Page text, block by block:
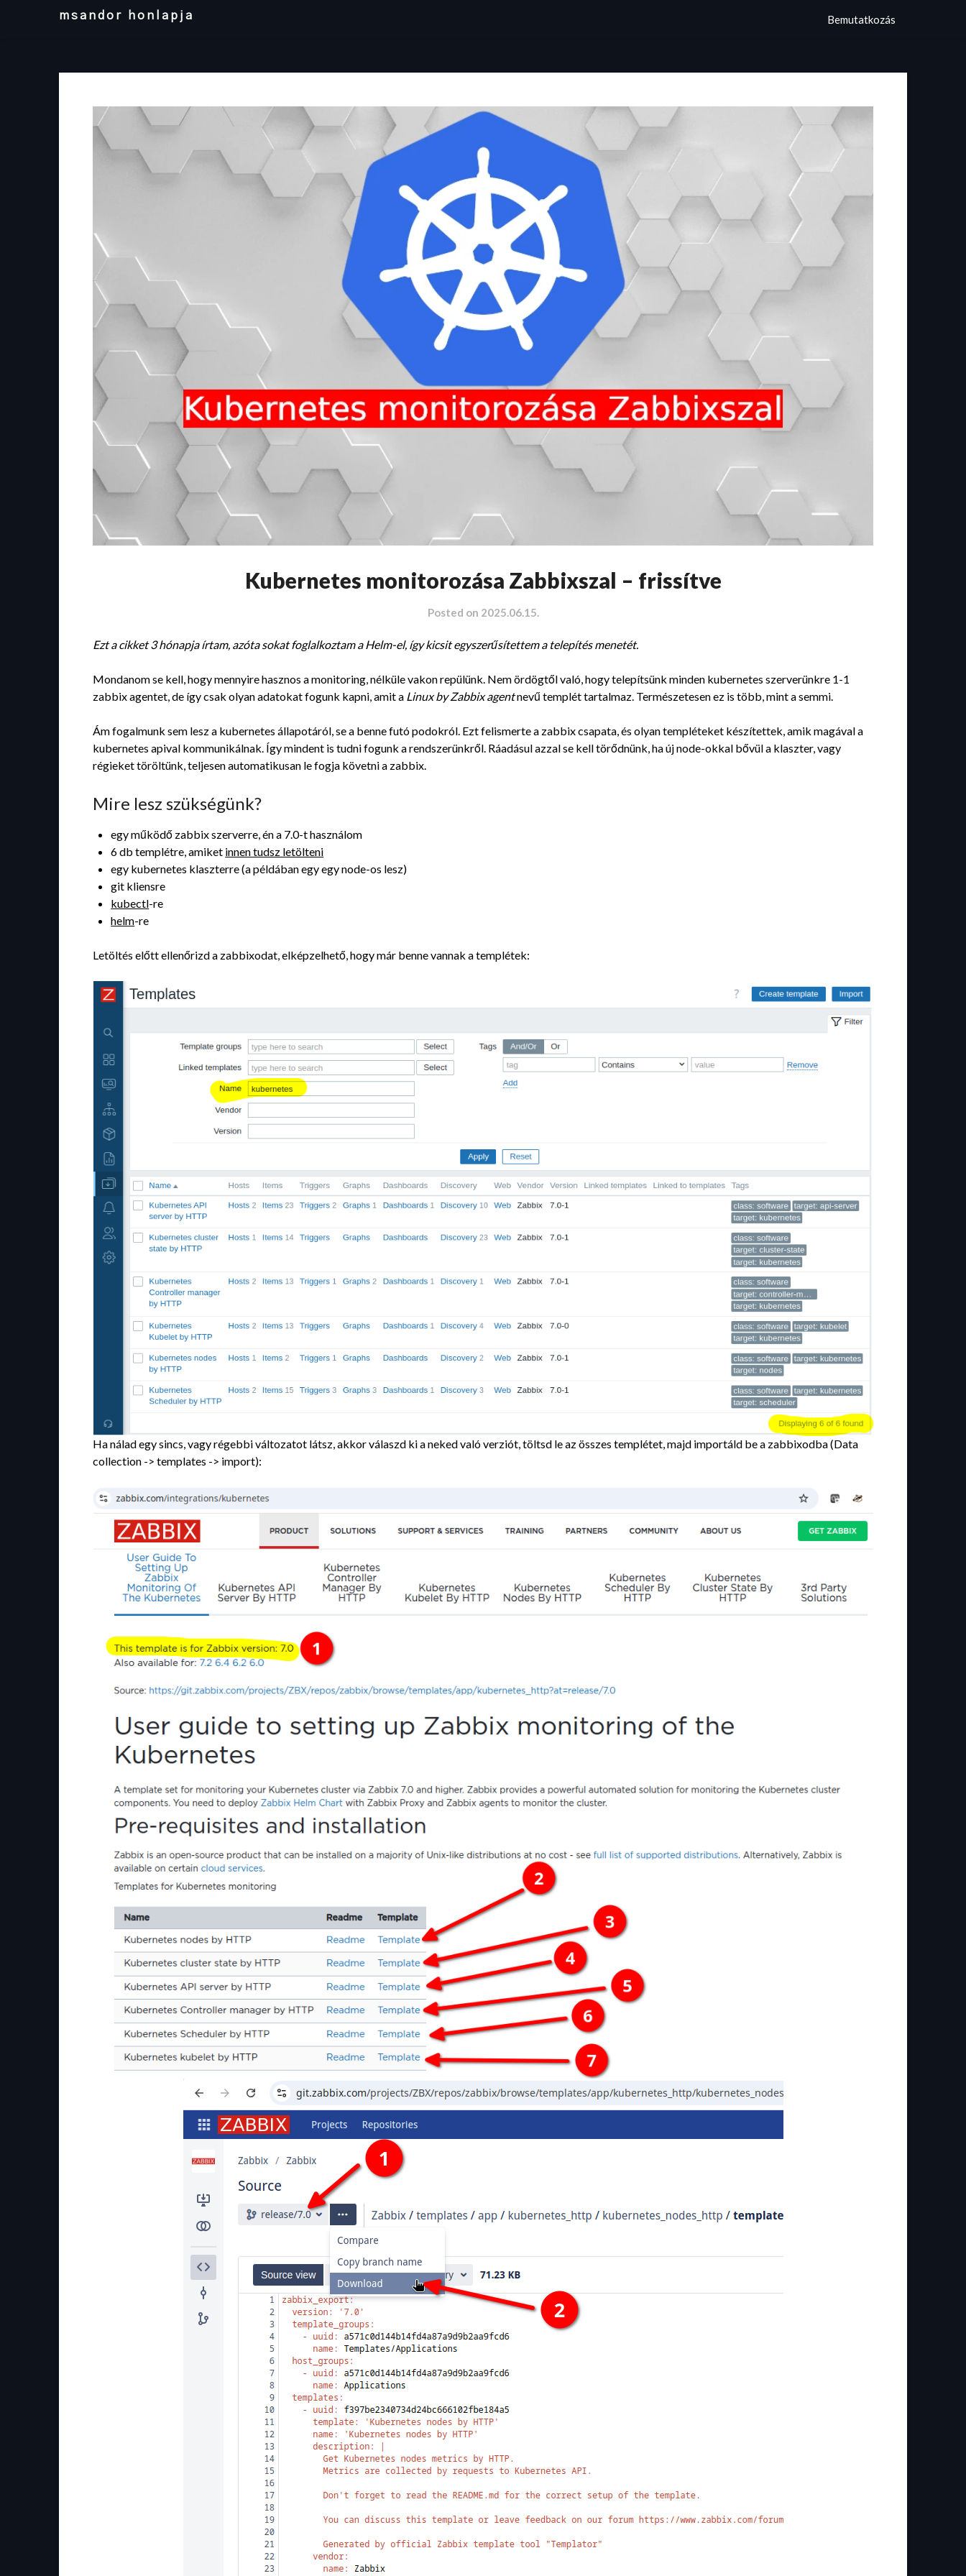
msandor honlapja Bemutatkozás
Kubernetes monitorozása Zabbixszal – frissítve
Posted on 2025.06.15.
Ezt a cikket 3 hónapja írtam, azóta sokat foglalkoztam a Helm-el, így kicsit egyszerűsítettem a telepítés menetét.
Mondanom se kell, hogy mennyire hasznos a monitoring, nélküle vakon repülünk. Nem ördögtől való, hogy telepítsünk minden kubernetes szerverünkre 1-1
zabbix agentet, de így csak olyan adatokat fogunk kapni, amit a Linux by Zabbix agentnevű templét tartalmaz. Természetesen ez is több, mint a semmi.
Ám fogalmunk sem lesz a kubernetes állapotáról, se a benne futó podokról. Ezt felismerte a zabbix csapata, és olyan templéteket készítettek, amik magával a
kubernetes apival kommunikálnak. Így mindent is tudni fogunk a rendszerünkről. Ráadásul azzal se kell törődnünk, ha új node-okkal bővül a klaszter, vagy
régieket töröltünk, teljesen automatikusan le fogja követni a zabbix.
Mire lesz szükségünk?
egy működő zabbix szerverre, én a 7.0-t használom
6 db templétre, amiket innen tudsz letölteni
egy kubernetes klaszterre (a példában egy egy node-os lesz)
git kliensre
kubectl-re
helm-re
Letöltés előtt ellenőrizd a zabbixodat, elképzelhető, hogy már benne vannak a templétek:
Ha nálad egy sincs, vagy régebbi változatot látsz, akkor válaszd ki a neked való verziót, töltsd le az összes templétet, majd importáld be a zabbixodba (Data
collection -> templates -> import):